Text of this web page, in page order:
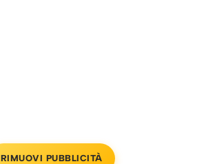
RIMUOVI PUBBLICITÀ